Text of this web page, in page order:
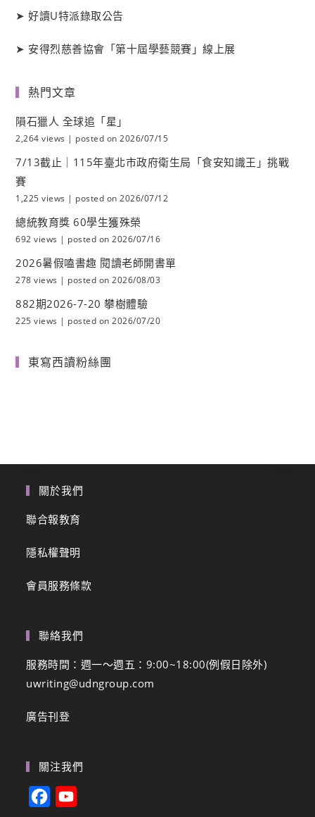
➤好讀U特派錄取公告
➤ 安得烈慈善協會「第十屆學藝競賽」線上展
熱門文章
隕石獵人 全球追「星」
2,264 views | posted on 2026/07/15
7/13截止｜115年臺北市政府衛生局「食安知識王」挑戰
賽
1,225 views | posted on 2026/07/12
總統教育獎 60學生獲殊榮
692 views | posted on 2026/07/16
2026暑假嗑書趣 閱讀老師開書單
278 views | posted on 2026/08/03
882期2026-7-20 攀樹體驗
225 views | posted on 2026/07/20
東寫西讀粉絲團
關於我們
聯合報教育
隱私權聲明
會員服務條款
聯絡我們
服務時間：週一～週五：9:00~18:00(例假日除外)
uwriting@udngroup.com
廣告刊登
關注我們